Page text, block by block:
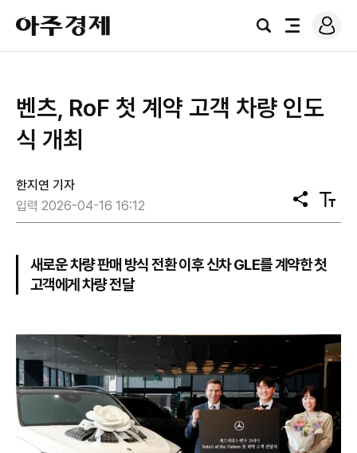
아
주
경
검
전
로
그
벤츠, RoF 첫 계약 고객 차량 인도
식 개최
한지연 기자
입력 2026-04-16 16:12
공
유
텍
스
새로운 차량 판매 방식 전환 이후 신차 GLE를 계약한 첫
고객에게 차량 전달